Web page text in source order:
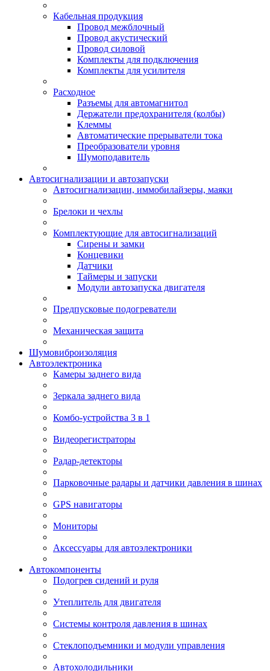
Кабельная продукция
Провод межблочный
Провод акустический
Провод силовой
Комплекты для подключения
Комплекты для усилителя
Расходное
Разъемы для автомагнитол
Держатели предохранителя (колбы)
Клеммы
Автоматические прерыватели тока
Преобразователи уровня
Шумоподавитель
Автосигнализации и автозапуски
Автосигнализации, иммобилайзеры, маяки
Брелоки и чехлы
Комплектующие для автосигнализаций
Сирены и замки
Концевики
Датчики
Таймеры и запуски
Модули автозапуска двигателя
Предпусковые подогреватели
Механическая защита
Шумовиброизоляция
Автоэлектроника
Камеры заднего вида
Зеркала заднего вида
Комбо-устройства 3 в 1
Видеорегистраторы
Радар-детекторы
Парковочные радары и датчики давления в шинах
GPS навигаторы
Мониторы
Аксессуары для автоэлектроники
Автокомпоненты
Подогрев сидений и руля
Утеплитель для двигателя
Системы контроля давления в шинах
Стеклоподъемники и модули управления
Автохолодильники